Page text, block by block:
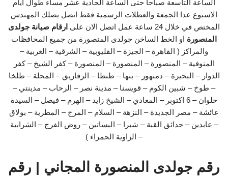
الساعة التاسعة صباحا حتى الساعة الحادية عشر مساء طوال ايام
الاسبوع عدا الجمعة والعطلات الرسمية فقط اتصل يصلك المهندس
المختص في خلال 24 ساعة عمل اتصل الان على
ارقام صيانة جولدى
المنصورة او الخط الساخن جولدى المنصورة من جميع المحافظات
والمراكز ( القاهرة – الجيزة – القليوبية – الشرقية – الغربية –
المنوفية – المنصورة – المنصورة – المنصورة – كفر الشيخ – كفر
الدوار – البحيرة – دمنهور – بنها – طنطا – الزقازيق – المحلة – طلخا
– طوخ – شبين الكوم – قويسنا – مدينة نصر – الرحاب – مدينتي –
حلوان – 6 اكتوبر – المعادي – الشيخ زايد – الهرم – فيصل – السيدة
عائشة – مصر الجديدة – النزهة – السلام – المرج – المطرية – بولاق
– عابدين – حدائق القبة – شبرا – البساتين – روض الفرج – الشرابية
– الزاوية الحمراء )
رقم جولدى المنصورة المجاني | رقم